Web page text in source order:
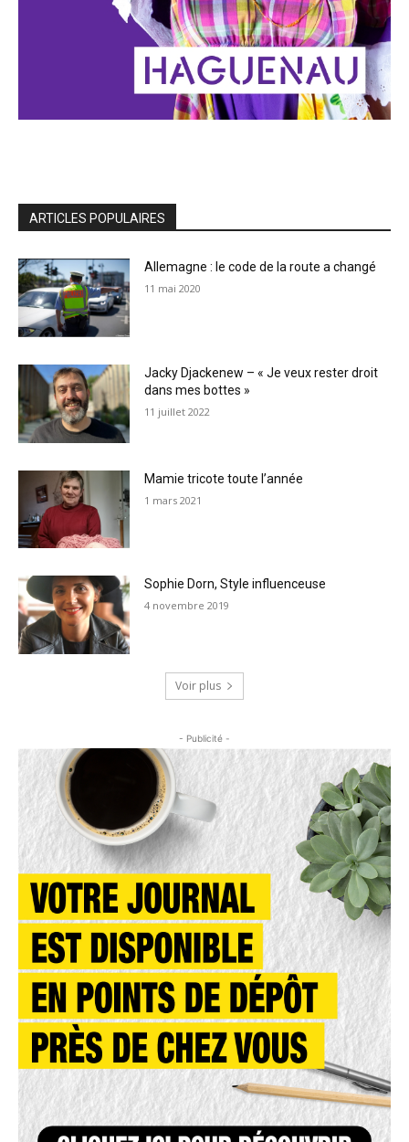
ARTICLES POPULAIRES
Allemagne : le code de la route a changé
11 mai 2020
Jacky Djackenew – « Je veux rester droit
dans mes bottes »
11 juillet 2022
Mamie tricote toute l’année
1 mars 2021
Sophie Dorn, Style influenceuse
4 novembre 2019
Voir plus
- Publicité -